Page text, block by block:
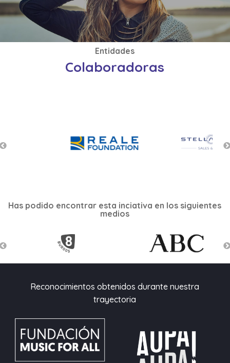
Entidades
Colaboradoras
Has podido encontrar esta inciativa en los siguientes
medios
Reconocimientos obtenidos durante nuestra
trayectoria